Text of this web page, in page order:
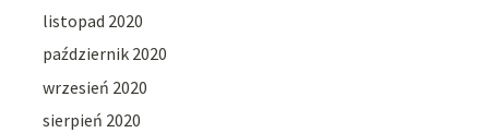
listopad 2020
październik 2020
wrzesień 2020
sierpień 2020